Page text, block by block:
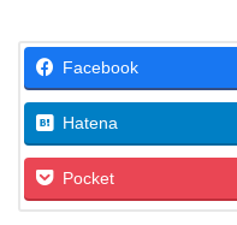
Facebook
Hatena
Pocket